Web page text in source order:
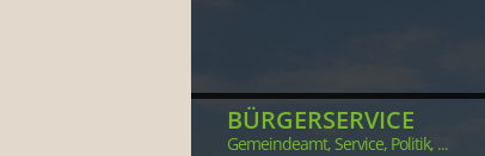
BÜRGERSERVICE
Gemeindeamt, Service, Politik, ...